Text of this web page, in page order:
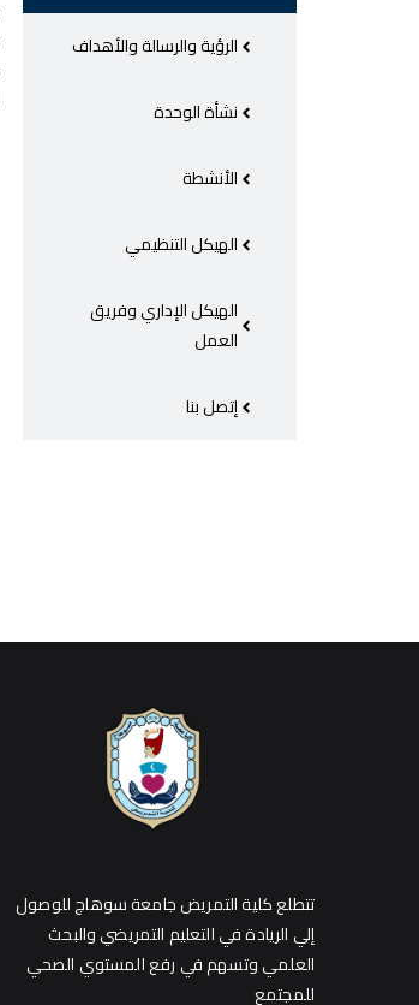
الرؤية والرسالة والأهداف
نشأة الوحدة
الأنشطة
الهيكل التنظيمي
الهيكل الإداري وفريق
العمل
إتصل بنا
تتطلع كلية التمريض جامعة سوهاج للوصول
إلي الريادة في التعليم التمريضي والبحث
العلمي وتسهم في رفع المستوي الصحي
للمجتمع